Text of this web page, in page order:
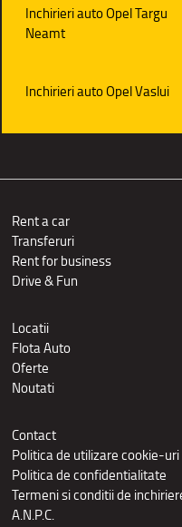
Inchirieri auto Opel Targu
Neamt
Inchirieri auto Opel Vaslui
Rent a car
Transferuri
Rent for business
Drive & Fun
Locatii
Flota Auto
Oferte
Noutati
Contact
Politica de utilizare cookie-uri
Politica de confidentialitate
Termeni si conditii de
A.N.P.C.